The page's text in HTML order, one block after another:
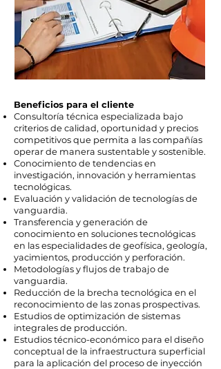
Beneficios para el cliente
Consultoría técnica especializada bajo
criterios de calidad, oportunidad y precios
competitivos que permita a las compañías
operar de manera sustentable y sostenible.
Conocimiento de tendencias en
investigación, innovación y herramientas
tecnológicas.
Evaluación y validación de tecnologías de
vanguardia.
Transferencia y generación de
conocimiento en soluciones tecnológicas
en las especialidades de geofísica, geología,
yacimientos, producción y perforación.
Metodologías y flujos de trabajo de
vanguardia.
Reducción de la brecha tecnológica en el
reconocimiento de las zonas prospectivas.
Estudios de optimización de sistemas
integrales de producción.
Estudios técnico-económico para el diseño
conceptual de la infraestructura superficial
para la aplicación del proceso de inyección